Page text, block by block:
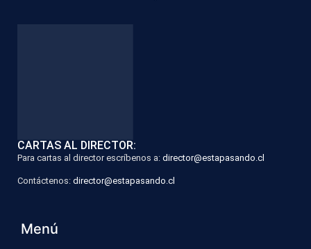
CARTAS AL DIRECTOR:
Para cartas al director escríbenos a: director@estapasando.cl
Contáctenos: director@estapasando.cl
Menú